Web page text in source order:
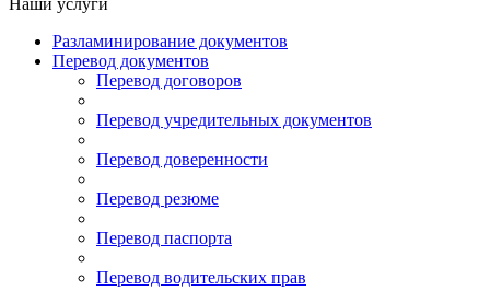
Наши услуги
Разламинирование документов
Перевод документов
Перевод договоров
Перевод учредительных документов
Перевод доверенности
Перевод резюме
Перевод паспорта
Перевод водительских прав